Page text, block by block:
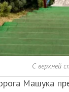
С верхней
Машука